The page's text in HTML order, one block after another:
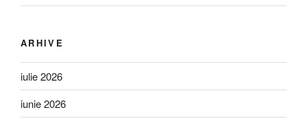
ARHIVE
iulie 2026
iunie 2026